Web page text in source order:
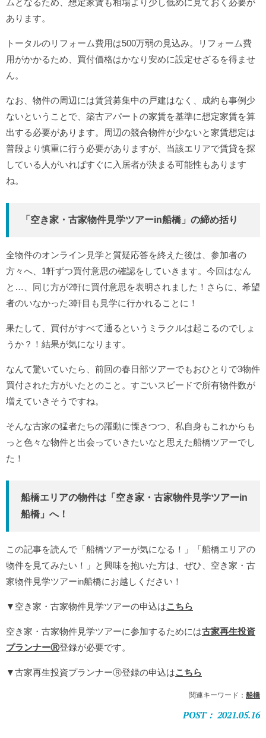
ムとなるため、想定家賃も相場より少し低めに見ておく必要が
あります。
トータルのリフォーム費用は500万弱の見込み。リフォーム費
用がかかるため、買付価格はかなり安めに設定せざるを得ませ
ん。
なお、物件の周辺には賃貸募集中の戸建はなく、成約も事例少
ないということで、築古アパートの家賃を基準に想定家賃を算
出する必要があります。周辺の競合物件が少ないと家賃想定は
普段より慎重に行う必要がありますが、当該エリアで賃貸を探
している人がいればすぐに入居者が決まる可能性もあります
ね。
「空き家・古家物件見学ツアーin船橋」の締め括り
全物件のオンライン見学と質疑応答を終えた後は、参加者の
方々へ、1軒ずつ買付意思の確認をしていきます。今回はなん
と…、同じ方が2軒に買付意思を表明されました！さらに、希望
者のいなかった3軒目も見学に行かれることに！
果たして、買付がすべて通るというミラクルは起こるのでしょ
うか？！結果が気になります。
なんて驚いていたら、前回の春日部ツアーでもおひとりで3物件
買付された方がいたとのこと。すごいスピードで所有物件数が
増えていきそうですね。
そんな古家の猛者たちの躍動に慄きつつ、私自身もこれからも
っと色々な物件と出会っていきたいなと思えた船橋ツアーでし
た！
船橋エリアの物件は「空き家・古家物件見学ツアーin
船橋」へ！
この記事を読んで「船橋ツアーが気になる！」「船橋エリアの
物件を見てみたい！」と興味を抱いた方は、ぜひ、空き家・古
家物件見学ツアーin船橋にお越しください！
▼空き家・古家物件見学ツアーの申込はこちら
空き家・古家物件見学ツアーに参加するためには古家再生投資
プランナーⓇ登録が必要です。
▼古家再生投資プランナーⓇ登録の申込はこちら
関連キーワード： 船橋
POST： 2021.05.16